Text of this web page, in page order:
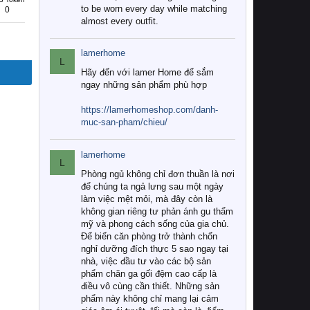
0
to be worn every day while matching
almost every outfit.
L
lamerhome
Hãy đến với lamer Home để sắm
ngay những sản phẩm phù hợp
https://lamerhomeshop.com/danh-
muc-san-pham/chieu/
L
lamerhome
Phòng ngủ không chỉ đơn thuần là nơi
để chúng ta ngả lưng sau một ngày
làm việc mệt mỏi, mà đây còn là
không gian riêng tư phản ánh gu thẩm
mỹ và phong cách sống của gia chủ.
Để biến căn phòng trở thành chốn
nghỉ dưỡng đích thực 5 sao ngay tại
nhà, việc đầu tư vào các bộ sản
phẩm chăn ga gối đệm cao cấp là
điều vô cùng cần thiết. Những sản
phẩm này không chỉ mang lại cảm